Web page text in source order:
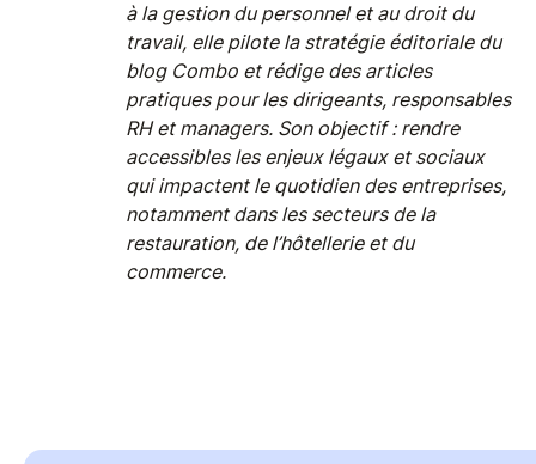
à la gestion du personnel et au droit du
travail, elle pilote la stratégie éditoriale du
blog Combo et rédige des articles
pratiques pour les dirigeants, responsables
RH et managers. Son objectif : rendre
accessibles les enjeux légaux et sociaux
qui impactent le quotidien des entreprises,
notamment dans les secteurs de la
restauration, de l’hôtellerie et du
commerce.